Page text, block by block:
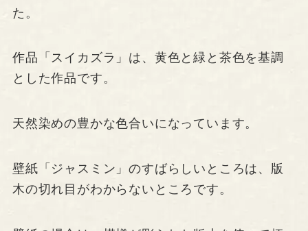
た。
作品「スイカズラ」は、黄色と緑と茶色を基調
とした作品です。
天然染めの豊かな色合いになっています。
壁紙「ジャスミン」のすばらしいところは、版
木の切れ目がわからないところです。